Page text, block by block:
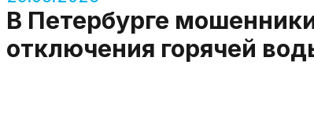
В Петербурге
отключения горячей